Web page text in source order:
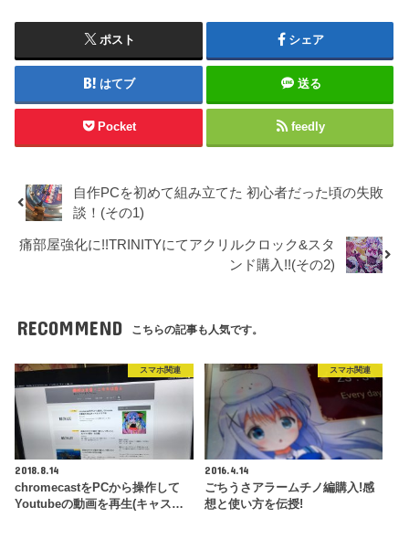
ポスト シェア
はてブ 送る
Pocket feedly
自作PCを初めて組み立てた 初心者だった頃の失敗
談！(その1)
痛部屋強化に!!TRINITYにてアクリルクロック&スタ
ンド購入!!(その2)
RECOMMEND こちらの記事も人気です。
スマホ関連
2018.8.14
chromecastをPCから操作して
Youtubeの動画を再生(キャス…
スマホ関連
2016.4.14
ごちうさアラームチノ編購入!感
想と使い方を伝授!